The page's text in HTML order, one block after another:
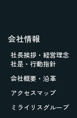
会社情報
社長挨拶・経営理念
社是・行動指針
会社概要・沿革
アクセスマップ
ミライリスグループ